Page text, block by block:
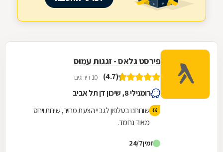
פירסט גלאס - זגגות עמוס
(4.7) 10 דירוגים
רומנילי 8, שיכון דן תל אביב
שוחחנו בטלפון לגביי הצעת מחיר, שירות ויחס
מאוד נחמד.
זמין24/7